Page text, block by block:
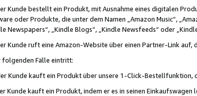
Kunde bestellt ein Produkt, mit Ausnahme eines digitalen
oder Produkte, die unter dem Namen „Amazon Music“,
Newspapers“, „Kindle Blogs“, „Kindle Newsfeeds“ oder
Kunde ruft eine Amazon-Website über einen Partner-Link auf,
folgenden Fälle eintritt:
Kunde kauft ein Produkt über unsere 1-Click-Bestellfunktion,
Kunde kauft ein Produkt, indem er es in seinen